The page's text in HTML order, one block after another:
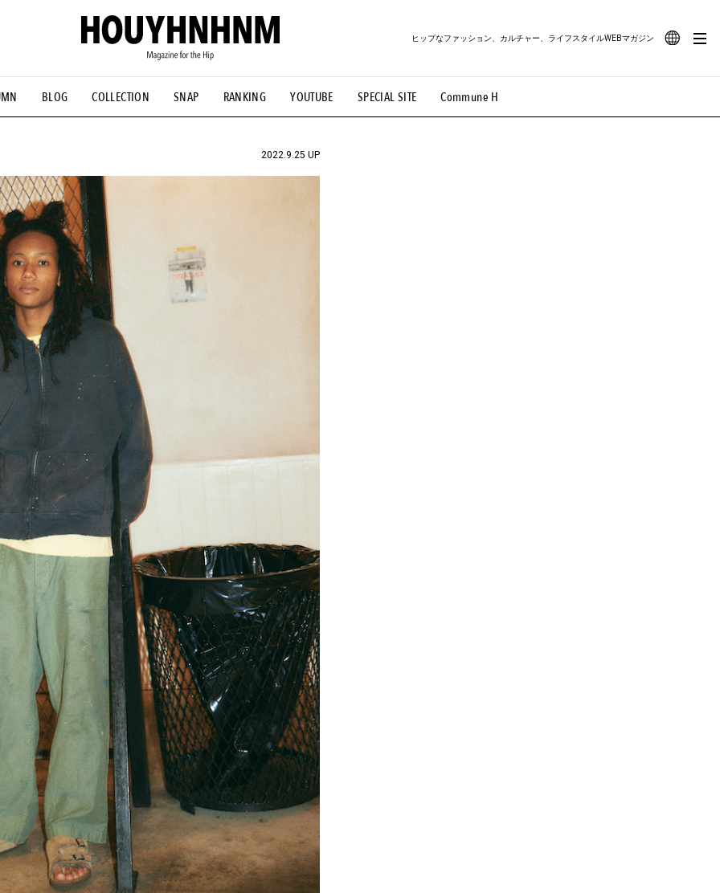
BLOG COLLECTION SNAP RANKING YOUTUBE SPECIAL SITE Commune H
ヒップなファッション、カルチャー、ライフスタイルWEBマガジン
#古着サミット #NEW VINTAGE #マイナーグッド図鑑 #路地裏てぃーん。 #MONTHLY JOURNAL
#FOCUS IT #AH.H #ととけん #FASHION #MUSIC #MOVIE #LIFESTYLE #SNEAKER #OUTDOOR
2022.9.25 UP